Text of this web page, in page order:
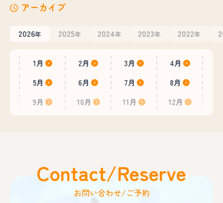
アーカイブ
2026年 2025年 2024年 2023年 2022年
1月 2月 3月
4月
5月
6月 7月
8月
9月
10月 11月 12月
Contact/Reserve
お問い合わせ/ご予約